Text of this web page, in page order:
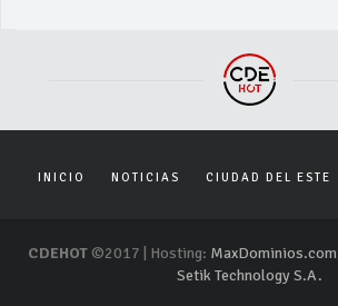
INICIO NOTICIAS CIUDAD DEL ESTE
CDEHOT ©2017 | Hosting: MaxDominios.com
Setik Technology S.A.